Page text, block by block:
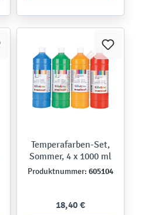
Temperafarben-Set,
Sommer, 4 x 1000 ml
Produktnummer: 605104
18,40 €